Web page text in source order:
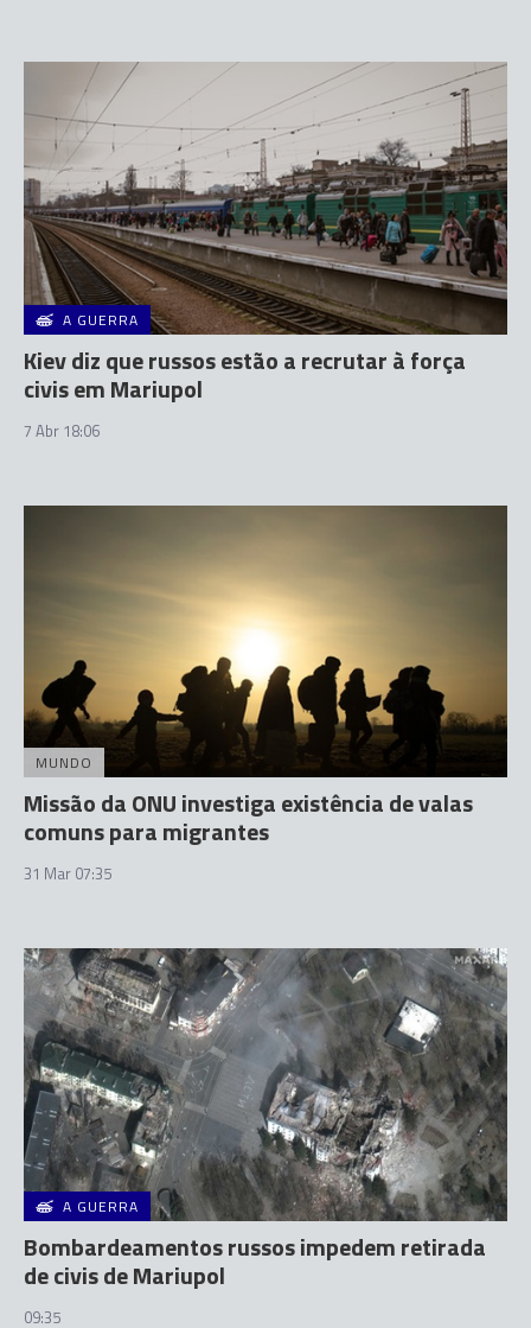
A GUERRA
Kiev diz que russos estão a recrutar à força
civis em Mariupol
7 Abr 18:06
MUNDO
Missão da ONU investiga existência de valas
comuns para migrantes
31 Mar 07:35
A GUERRA
Bombardeamentos russos impedem retirada
de civis de Mariupol
09:35